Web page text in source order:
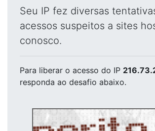
Seu IP fez diversas
acessos suspeitos a sites
conosco.
Para liberar o acesso do IP
responda ao desafio abaixo.